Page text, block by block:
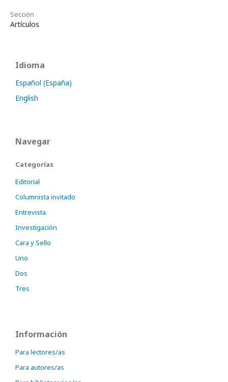
Sección
Artículos
Idioma
Español (España)
English
Navegar
Categorías
Editorial
Columnista invitado
Entrevista
Investigación
Cara y Sello
Uno
Dos
Tres
Información
Para lectores/as
Para autores/as